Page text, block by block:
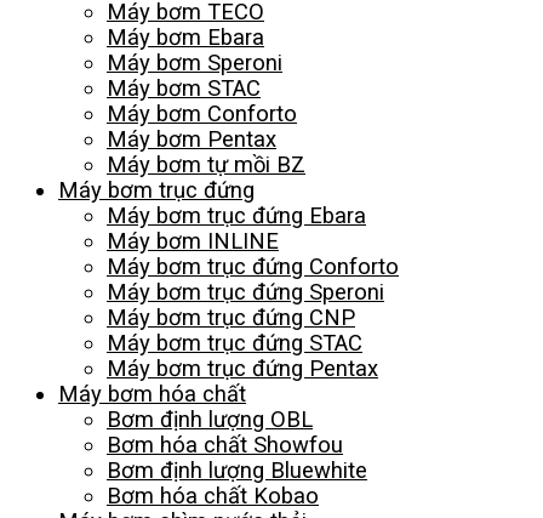
Máy bơm TECO
Máy bơm Ebara
Máy bơm Speroni
Máy bơm STAC
Máy bơm Conforto
Máy bơm Pentax
Máy bơm tự mồi BZ
Máy bơm trục đứng
Máy bơm trục đứng Ebara
Máy bơm INLINE
Máy bơm trục đứng Conforto
Máy bơm trục đứng Speroni
Máy bơm trục đứng CNP
Máy bơm trục đứng STAC
Máy bơm trục đứng Pentax
Máy bơm hóa chất
Bơm định lượng OBL
Bơm hóa chất Showfou
Bơm định lượng Bluewhite
Bơm hóa chất Kobao